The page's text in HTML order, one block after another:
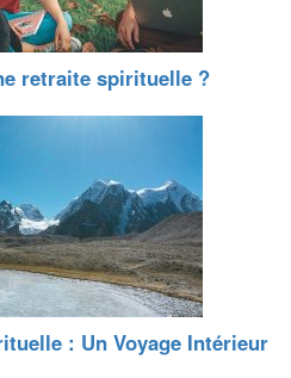
retraite spirituelle ?
: Un Voyage Intérieur